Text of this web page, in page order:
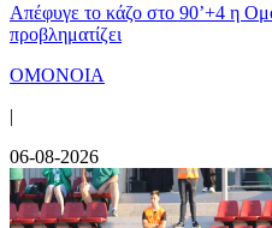
Απέφυγε το κάζο στο 90’+4 η
προβληματίζει
ΟΜΟΝΟΙΑ
|
06-08-2026